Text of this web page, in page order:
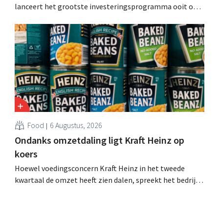
lanceert het grootste investeringsprogramma ooit om
moeten dit momentum grijpen”.
Food 6 Augustus, 2026
Ondanks omzetdaling ligt Kraft Heinz op
koers
Hoewel voedingsconcern Kraft Heinz in het tweede
kwartaal de omzet heeft zien dalen, spreekt het bedrijf